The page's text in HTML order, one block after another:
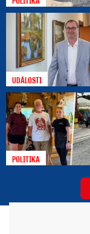
UDÁLOSTI
POLITIKA